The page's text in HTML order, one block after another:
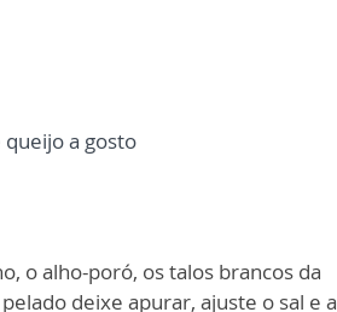
a gosto
o alho-poró, os talos brancos da
deixe apurar, ajuste o sal e a